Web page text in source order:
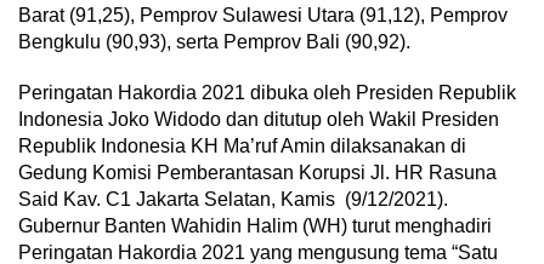
Barat (91,25), Pemprov Sulawesi Utara (91,12), Pemprov
Bengkulu (90,93), serta Pemprov Bali (90,92).
Peringatan Hakordia 2021 dibuka oleh Presiden Republik
Indonesia Joko Widodo dan ditutup oleh Wakil Presiden
Republik Indonesia KH Ma’ruf Amin dilaksanakan di
Gedung Komisi Pemberantasan Korupsi Jl. HR Rasuna
Said Kav. C1 Jakarta Selatan, Kamis (9/12/2021).
Gubernur Banten Wahidin Halim (WH) turut menghadiri
Peringatan Hakordia 2021 yang mengusung tema “Satu